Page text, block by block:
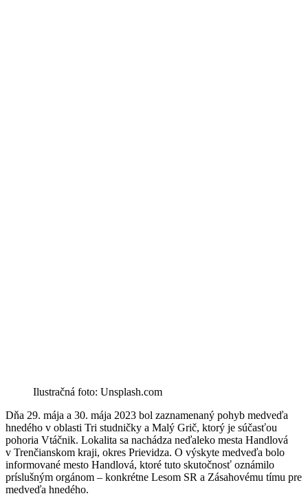
Ilustračná foto: Unsplash.com
Dňa 29. mája a 30. mája 2023 bol zaznamenaný pohyb medveďa
hnedého v oblasti Tri studničky a Malý Grič, ktorý je súčasťou
pohoria Vtáčnik. Lokalita sa nachádza neďaleko mesta Handlová
v Trenčianskom kraji, okres Prievidza. O výskyte medveďa bolo
informované mesto Handlová, ktoré tuto skutočnosť oznámilo
príslušným orgánom – konkrétne Lesom SR a Zásahovému tímu pre
medveďa hnedého.